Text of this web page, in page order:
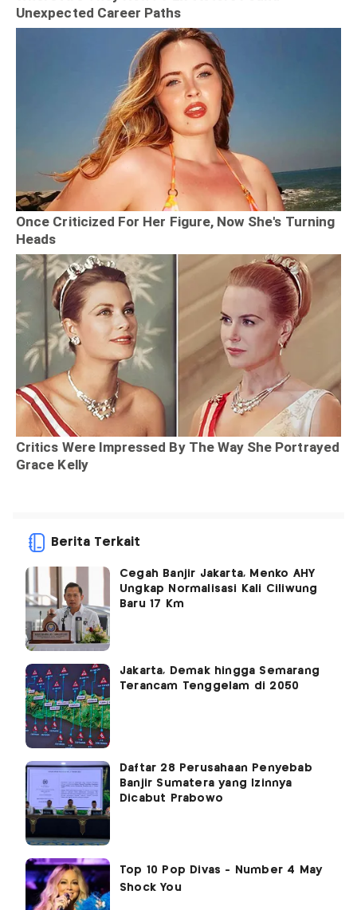
Berita Terkait
Cegah Banjir Jakarta, Menko AHY
Ungkap Normalisasi Kali Ciliwung
Baru 17 Km
Jakarta, Demak hingga Semarang
Terancam Tenggelam di 2050
Daftar 28 Perusahaan Penyebab
Banjir Sumatera yang Izinnya
Dicabut Prabowo